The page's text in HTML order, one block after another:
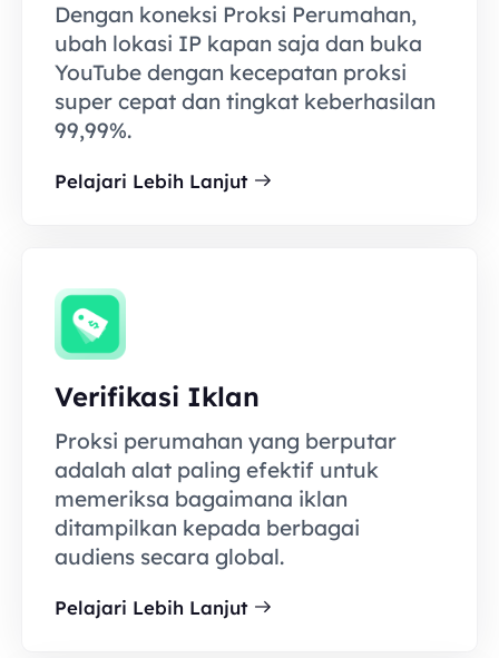
Dengan koneksi Proksi Perumahan,
ubah lokasi IP kapan saja dan buka
YouTube dengan kecepatan proksi
super cepat dan tingkat keberhasilan
99,99%.
Pelajari Lebih Lanjut
Verifikasi Iklan
Proksi perumahan yang berputar
adalah alat paling efektif untuk
memeriksa bagaimana iklan
ditampilkan kepada berbagai
audiens secara global.
Pelajari Lebih Lanjut